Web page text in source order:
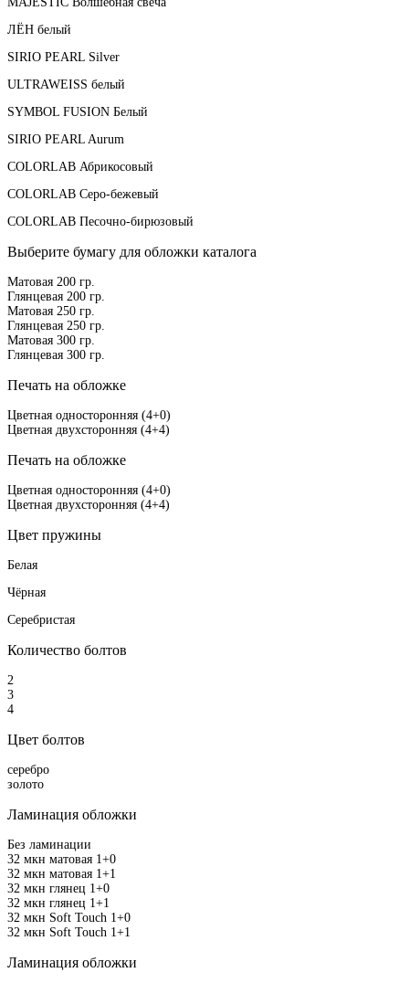
ЛЁН белый
SIRIO PEARL Silver
ULTRAWEISS белый
SYMBOL FUSION Белый
SIRIO PEARL Aurum
COLORLAB Абрикосовый
COLORLAB Серо-бежевый
COLORLAB Песочно-бирюзовый
Выберите бумагу для обложки каталога
Матовая 200 гр.
Глянцевая 200 гр.
Матовая 250 гр.
Глянцевая 250 гр.
Матовая 300 гр.
Глянцевая 300 гр.
Печать на обложке
Цветная односторонняя (4+0)
Цветная двухсторонняя (4+4)
Печать на обложке
Цветная односторонняя (4+0)
Цветная двухсторонняя (4+4)
Цвет пружины
Белая
Чёрная
Серебристая
Количество болтов
2
3
4
Цвет болтов
серебро
золото
Ламинация обложки
Без ламинации
32 мкн матовая 1+0
32 мкн матовая 1+1
32 мкн глянец 1+0
32 мкн глянец 1+1
32 мкн Soft Touch 1+0
32 мкн Soft Touch 1+1
Ламинация обложки